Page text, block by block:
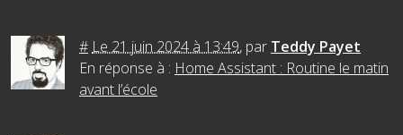
# Le 21 juin 2024 à 13:49, par Teddy Payet
En réponse à : Home Assistant : Routine le matin
avant l’école